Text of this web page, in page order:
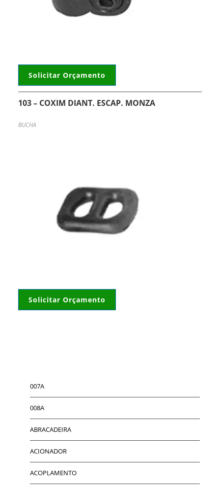
Solicitar Orçamento
103 – COXIM DIANT. ESCAP. MONZA
BUCHA
Solicitar Orçamento
007A
008A
ABRACADEIRA
ACIONADOR
ACOPLAMENTO